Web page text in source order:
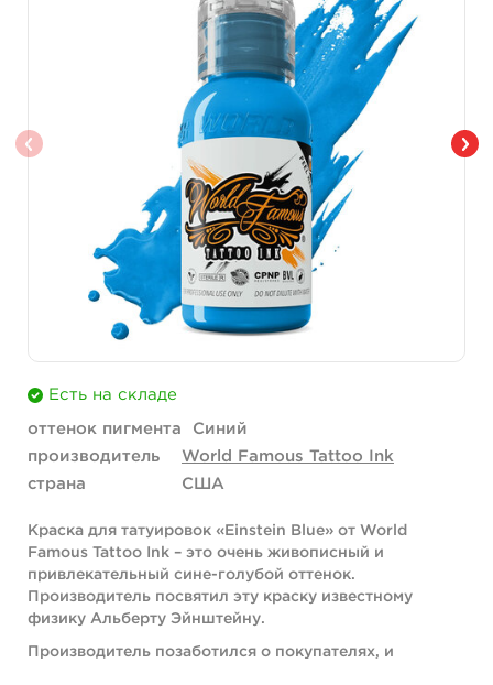
Есть на складе
оттенок пигмента
Синий
производитель
World Famous Tattoo Ink
страна
США
Краска для татуировок «Einstein Blue» от World
Famous Tattoo Ink – это очень живописный и
привлекательный сине-голубой оттенок.
Производитель посвятил эту краску известному
физику Альберту Эйнштейну.
Производитель позаботился о покупателях, и